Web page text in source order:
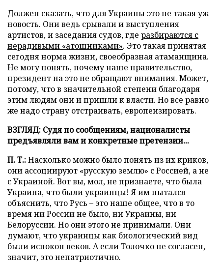
Должен сказать, что для Украины это не такая уж
новость. Они ведь срывали и выступления
артистов, и заседания судов, где разбираются с
нерадивыми «атошниками». Это такая принятая
сегодня норма жизни, своеобразная атаманщина.
Не могу понять, почему наше правительство,
президент на это не обращают внимания. Может,
потому, что в значительной степени благодаря
этим людям они и пришли к власти. Но все равно
же надо страну отстраивать, европеизировать.
ВЗГЛЯД: Судя по сообщениям, националисты
предъявляли вам и конкретные претензии...
П. Т.:Насколько можно было понять из их криков,
они ассоциируют «русскую землю» с Россией, а не
с Украиной. Вот вы, мол, не признаете, что была
Украина, что были украинцы! Я им пытался
объяснить, что Русь – это наше общее, что в то
время ни России не было, ни Украины, ни
Белоруссии. Но они этого не принимали. Они
думают, что украинцы как биологический вид
были испокон веков. А если Толочко не согласен,
значит, это непатриотично.